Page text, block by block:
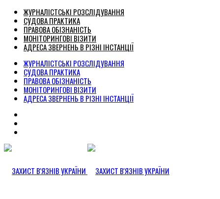
ЖУРНАЛІСТСЬКІ РОЗСЛІДУВАННЯ
СУДОВА ПРАКТИКА
ПРАВОВА ОБІЗНАНІСТЬ
МОНІТОРИНГОВІ ВІЗИТИ
АДРЕСА ЗВЕРНЕНЬ В РІЗНІ ІНСТАНЦІЇ
ЖУРНАЛІСТСЬКІ РОЗСЛІДУВАННЯ
СУДОВА ПРАКТИКА
ПРАВОВА ОБІЗНАНІСТЬ
МОНІТОРИНГОВІ ВІЗИТИ
АДРЕСА ЗВЕРНЕНЬ В РІЗНІ ІНСТАНЦІЇ